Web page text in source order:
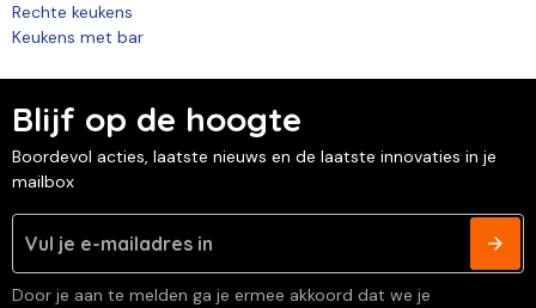
Rechte keukens
Keukens met bar
Blijf op de hoogte
Boordevol acties, laatste nieuws en de laatste innovaties in je
mailbox
Door je aan te melden ga je ermee akkoord dat we je